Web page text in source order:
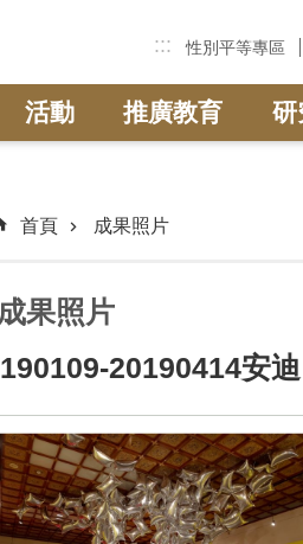
::: 性別平等專區
活動 推廣教育 研
首頁 成果照片
成果照片
20190414安